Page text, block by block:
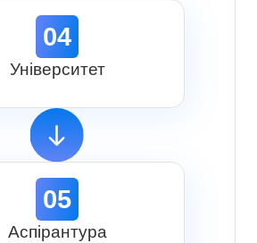
05
Аспірантура
04
Університет